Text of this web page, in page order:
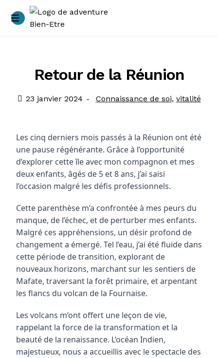
A propos
Accompagnements
Blog
Conditions générales de vente
Les Huiles Essentielles
Ma mission
RDV Symphonie des cellules
Témoignages
Retour de la Réunion
23 janvier 2024 Connaissance de soi, vitalité
Les cinq derniers mois passés à la Réunion ont été
une pause régénérante. Grâce à l’opportunité
d’explorer cette île avec mon compagnon et mes
deux enfants, âgés de 5 et 8 ans, j’ai saisi
l’occasion malgré les défis professionnels.
Cette parenthèse m’a confrontée à mes peurs du
manque, de l’échec, et de perturber mes enfants.
Malgré ces appréhensions, un désir profond de
changement a émergé. Tel l’eau, j’ai été fluide dans
cette période de transition, explorant de
nouveaux horizons, marchant sur les sentiers de
Mafate, traversant la forêt primaire, et arpentant
les flancs du volcan de la Fournaise.
Les volcans m’ont offert une leçon de vie,
rappelant la force de la transformation et la
beauté de la renaissance. L’océan Indien,
majestueux, nous a accueillis avec le spectacle des